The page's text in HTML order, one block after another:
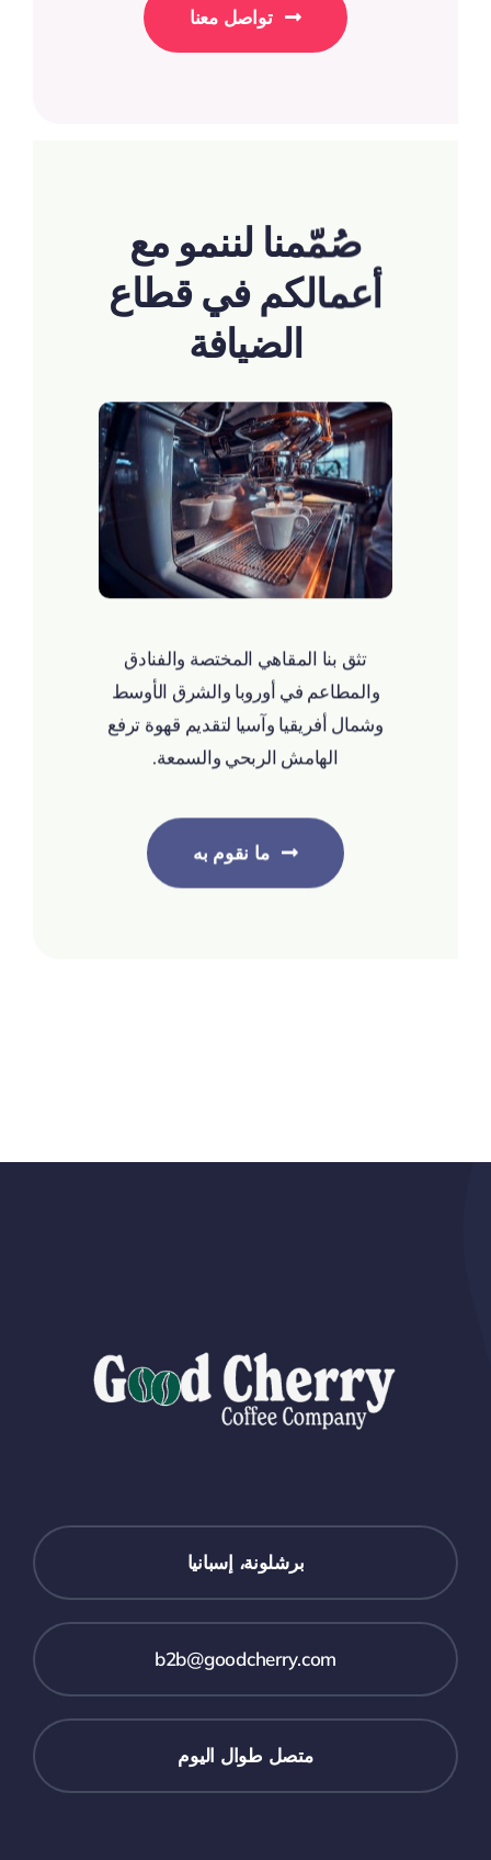
تواصل معنا
صُمّمنا لننمو مع
أعمالكم في قطاع
الضيافة
تثق بنا المقاهي المختصة والفنادق
والمطاعم في أوروبا والشرق الأوسط
وشمال أفريقيا وآسيا لتقديم قهوة ترفع
الهامش الربحي والسمعة.
ما نقوم به
برشلونة، إسبانيا
b2b@goodcherry.com
متصل طوال اليوم